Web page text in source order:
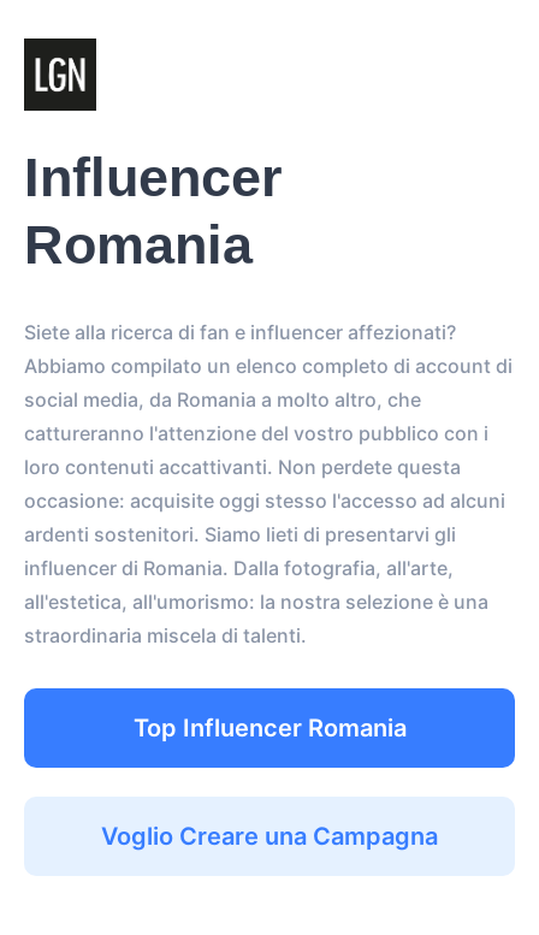
Influencer
Romania
Siete alla ricerca di fan e influencer affezionati?
Abbiamo compilato un elenco completo di account di
social media, da Romania a molto altro, che
cattureranno l'attenzione del vostro pubblico con i
loro contenuti accattivanti. Non perdete questa
occasione: acquisite oggi stesso l'accesso ad alcuni
ardenti sostenitori. Siamo lieti di presentarvi gli
influencer di Romania. Dalla fotografia, all'arte,
all'estetica, all'umorismo: la nostra selezione è una
straordinaria miscela di talenti.
Top Influencer Romania
Voglio Creare una Campagna